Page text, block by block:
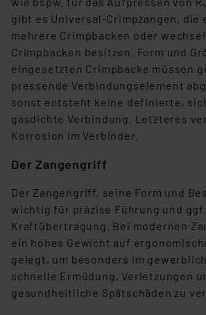
gibt es Universal-Crimpzangen, die
mehrere Crimpbacken oder
Crimpbacken besitzen. Form und
eingesetzten Crimpbacke müssen
pressende Verbindungselement
sonst entsteht keine definierte,
gasdichte Verbindung. Letzteres
Korrosion im Verbinder.
Der Zangengriff
Der Zangengriff, seine Form und
wichtig für präzise Führung und
Kraftübertragung. Bei modernen
ein hohes Gewicht auf
gelegt, um besonders im
schnelle Ermüdung, Verletzungen
gesundheitliche Spätschäden zu